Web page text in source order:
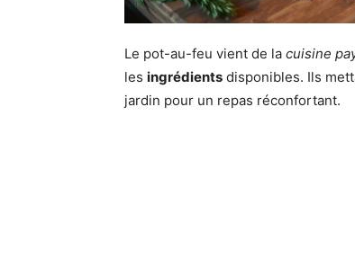
Le pot-au-feu vient de la cuisine
les ingrédients disponibles. Ils
jardin pour un repas réconfortant.